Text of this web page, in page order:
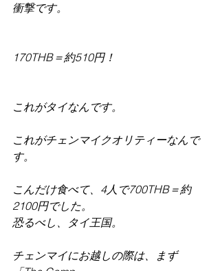
衝撃です。
170THB＝約510円！
これがタイなんです。
これがチェンマイクオリティーなんで
す。
こんだけ食べて、4人で700THB＝約
2100円でした。
恐るべし、タイ王国。
チェンマイにお越しの際は、まず